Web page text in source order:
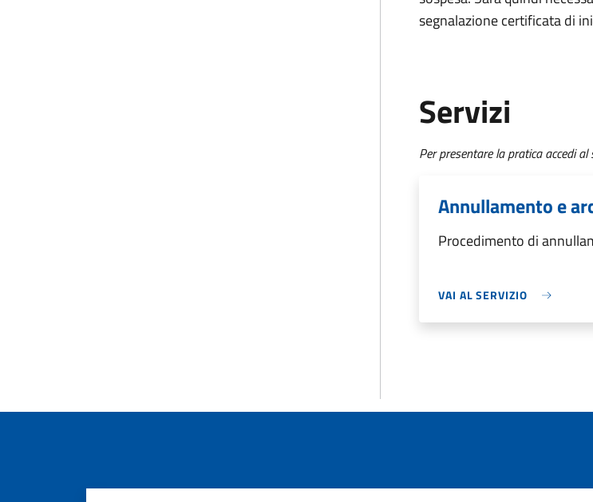
segnalazione certificata di
Servizi
Per presentare la pratica accedi
Annullamento e
Procedimento di
VAI AL SERVIZIO